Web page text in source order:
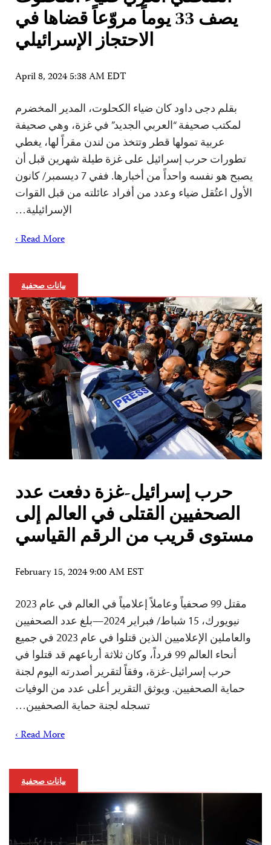
يصف 33 يوماً مروّعاً قضاها في
الاحتجاز الإسرائيلي
April 8, 2024 5:38 AM EDT
بقلم دجى داود كان ضياء الكحلوت، المدير المخضرم
لمكتب صحيفة “العربي الجديد” في غزة، وهي صحيفة
عربية تمولها قطر وتتخذ من لندن مقراً لها، يغطي
تطورات حرب إسرائيل على غزة طيلة شهرين قبل أن
يصبح هو نفسه واحداً من أخبارها. ففي 7 ديسمبر/ كانون
الأول اعتُقل ضياء وعدد من أفراد عائلته من قبل القوات
الإسرائيلية…
Read More ›
بيانات صحفية
حرب إسرائيل-غزة دفعت عدد
الصحفيين القتلى في العالم إلى
مستوى قريب من الرقم القياسي
February 15, 2024 9:00 AM EST
مقتل 99 صحفياً وعاملاً إعلامياً في العالم في عام 2023
نيويورك، 15 شباط/ فبراير 2024—بلغ عدد الصحفيين
والعاملين الإعلاميين الذين قتلوا في عام 2023 في جميع
أنحاء العالم 99 فرداً، وكان ثلاثة أرباعهم قد قتلوا في
حرب إسرائيل-غزة، وفقاً لتقرير أصدرته اليوم لجنة
حماية الصحفيين. ويوثق التقرير أعلى عدد من الوفيات
تسجله لجنة حماية الصحفيين…
Read More ›
بيانات صحفية